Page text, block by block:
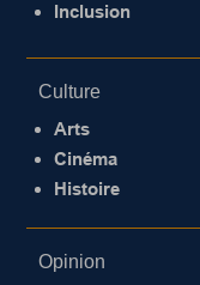
Inclusion
Culture
Arts
Cinéma
Histoire
Opinion